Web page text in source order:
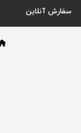
سفارش آنلاین